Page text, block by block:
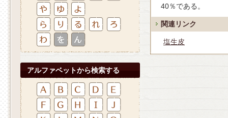
アルファベットから検索する
40％である。
関連リンク
塩生皮